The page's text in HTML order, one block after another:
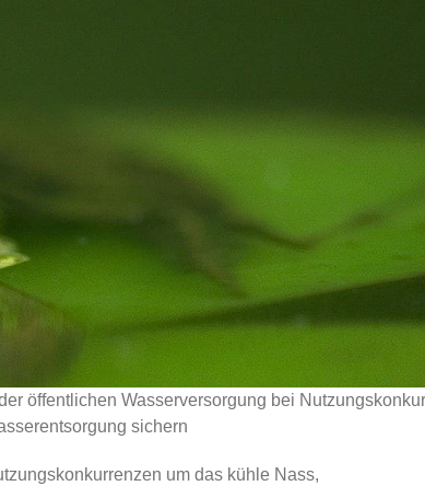
öffentlichen Wasserversorgung bei
sichern
um das kühle Nass,